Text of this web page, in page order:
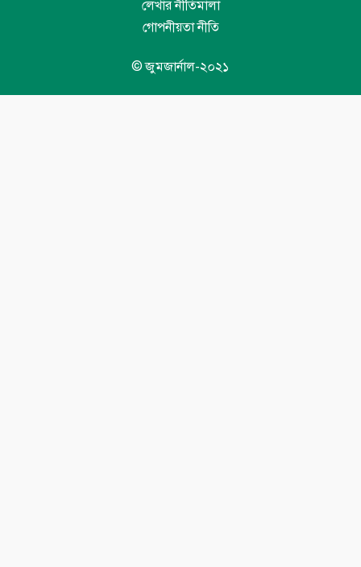
© জুমজার্নাল-২০২১
লেখার নীতিমালা
গোপনীয়তা নীতি